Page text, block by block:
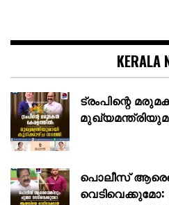
KERALA
ട്രംപിന്റെ
പൊലീസ്